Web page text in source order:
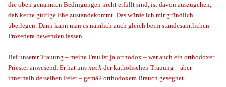
die oben genannten Bedingungen nicht erfüllt sind, ist davon auszugehen,
daß keine gültige Ehe zustandekommt. Das würde ich mir gründlich
überlegen. Dann kann man es nämlich auch gleich beim standesamtlichen
Prozedere bewenden lassen.
Bei unserer Trauung – meine Frau ist ja orthodox – war auch ein orthodoxer
Priester anwesend. Er hat uns nach der katholischen Trauung – aber
innerhalb derselben Feier – gemäß orthodoxem Brauch gesegnet.